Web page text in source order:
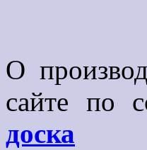
О
сайте по
доска